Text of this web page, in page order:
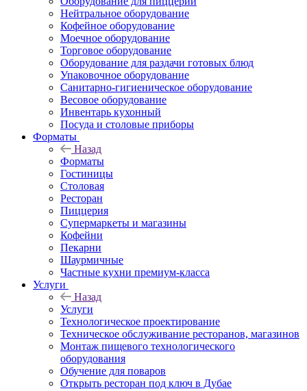
Нейтральное оборудование
Кофейное оборудование
Моечное оборудование
Торговое оборудование
Оборудование для раздачи готовых блюд
Упаковочное оборудование
Санитарно-гигиеническое оборудование
Весовое оборудование
Инвентарь кухонный
Посуда и столовые приборы
Форматы
Назад
Форматы
Гостиницы
Столовая
Ресторан
Пиццерия
Супермаркеты и магазины
Кофейни
Пекарни
Шаурмичные
Частные кухни премиум-класса
Услуги
Назад
Услуги
Технологическое проектирование
Техническое обслуживание ресторанов, магазинов
Монтаж пищевого технологического
оборудования
Обучение для поваров
Открыть ресторан под ключ в Дубае